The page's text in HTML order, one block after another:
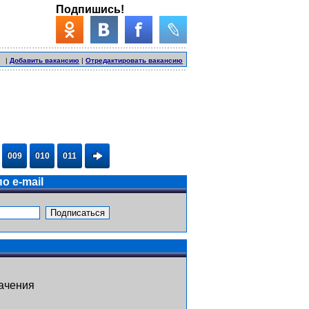
Подпишись!
| Добавить вакансию | Отредактировать вакансию
009 010 011
e-mail